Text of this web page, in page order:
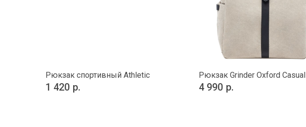
Рюкзак спортивный Athletic
1 420 р.
Рюкзак Grinder Oxford Casual
4 990 р.